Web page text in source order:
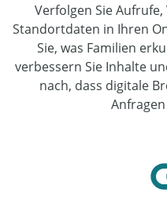
Verfolgen Sie
Standortdaten in Ihren
Sie, was Familien
verbessern Sie Inhalte
nach, dass digitale